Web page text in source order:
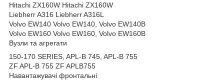
Hitachi ZX160W Hitachi ZX160W
Liebherr A316 Liebherr A316L
Volvo EW140 Volvo EW140, Volvo EW140B
Volvo EW160 Volvo EW160, Volvo EW160B
Вузли та агрегати
150-170 SERIES, APL-B 745, APL-B 755
ZF APL-B 755 ZF APLB755
Навантажувачі фронтальні